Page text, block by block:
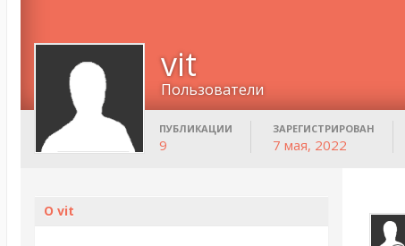
vit
Пользователи
ПУБЛИКАЦИИ
9
ЗАРЕГИСТРИРОВАН
7 мая, 2022
О vit